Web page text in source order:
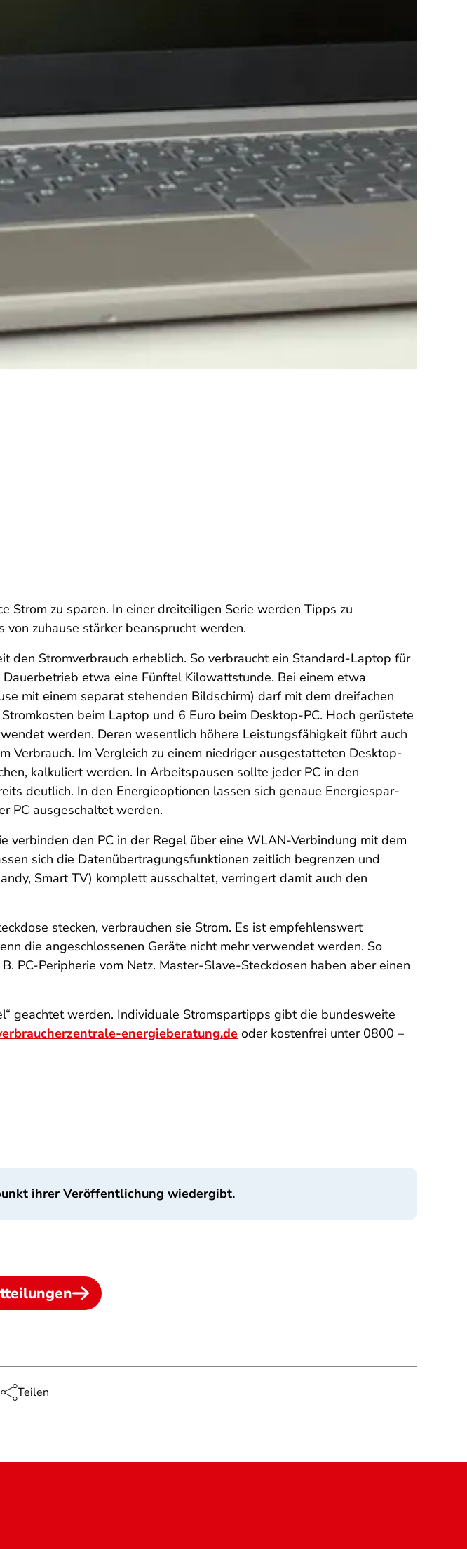
Strom zu sparen. In einer dreiteiligen Serie werden Tipps zu
zuhause stärker beansprucht werden.
den Stromverbrauch erheblich. So verbraucht ein Standard-Laptop für
etwa eine Fünftel Kilowattstunde. Bei einem etwa
mit einem separat stehenden Bildschirm) darf mit dem dreifachen
beim Laptop und 6 Euro beim Desktop-PC. Hoch gerüstete
werden. Deren wesentlich höhere Leistungsfähigkeit führt auch
Verbrauch. Im Vergleich zu einem niedriger ausgestatteten Desktop-
kalkuliert werden. In Arbeitspausen sollte jeder PC in den
deutlich. In den Energieoptionen lassen sich genaue Energiespar-
PC ausgeschaltet werden.
verbinden den PC in der Regel über eine WLAN-Verbindung mit dem
sich die Datenübertragungsfunktionen zeitlich begrenzen und
Smart TV) komplett ausschaltet, verringert damit auch den
stecken, verbrauchen sie Strom. Es ist empfehlenswert
die angeschlossenen Geräte nicht mehr verwendet werden. So
PC-Peripherie vom Netz. Master-Slave-Steckdosen haben aber einen
geachtet werden. Individuale Stromspartipps gibt die bundesweite
energieberatung.de oder kostenfrei unter 0800 –
ihrer Veröffentlichung wiedergibt.
Teilen